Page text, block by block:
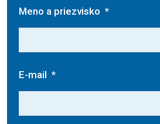
Meno a priezvisko *
E-mail *